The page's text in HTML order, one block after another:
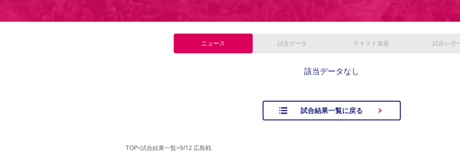
ニュース 試合データ テキスト 速報 試合レポ
該当データなし
試合結果一覧に戻る
TOP>試合結果一覧>9/12 広島戦